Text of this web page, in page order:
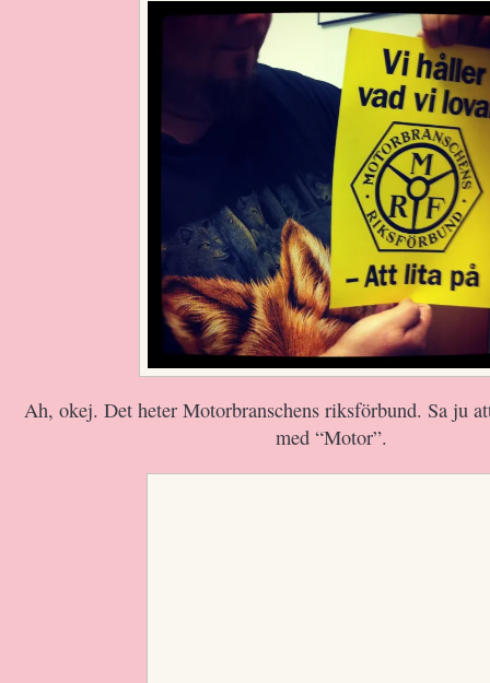
Ah, okej. Det heter Motorbranschens riksförbund. Sa ju
med “Motor”.